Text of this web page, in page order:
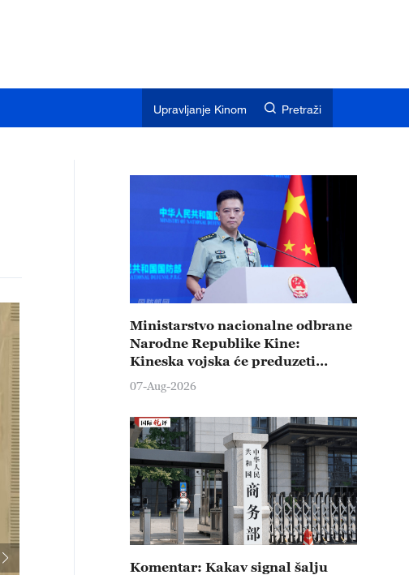
Upravljanje Kinom Pretraži
Ministarstvo nacionalne odbrane
Narodne Republike Kine:
Kineska vojska će preduzeti
čvrste kontramere protiv svih
provokativnih pokušaja
izazivanja nemira
07-Aug-2026
Komentar: Kakav signal šalju